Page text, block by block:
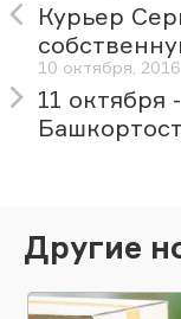
Курьер
10 октября, 2016
11 октября
Другие